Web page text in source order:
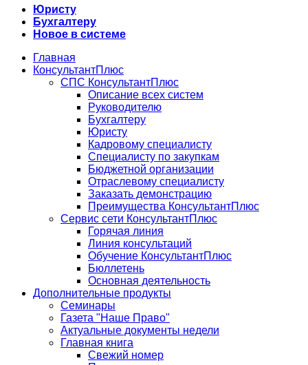
Юристу
Бухгалтеру
Новое в системе
Главная
КонсультантПлюс
СПС КонсультантПлюс
Описание всех систем
Руководителю
Бухгалтеру
Юристу
Кадровому специалисту
Специалисту по закупкам
Бюджетной организации
Отраслевому специалисту
Заказать демонстрацию
Преимущества КонсультантПлюс
Сервис сети КонсультантПлюс
Горячая линия
Линия консультаций
Обучение КонсультантПлюс
Бюллетень
Основная деятельность
Дополнительные продукты
Семинары
Газета "Наше Право"
Актуальные документы недели
Главная книга
Свежий номер